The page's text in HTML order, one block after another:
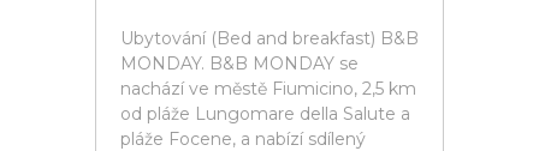
Ubytování (Bed and breakfast) B&B
MONDAY. B&B MONDAY se
nachází ve městě Fiumicino, 2,5 km
od pláže Lungomare della Salute a
pláže Focene, a nabízí sdílený